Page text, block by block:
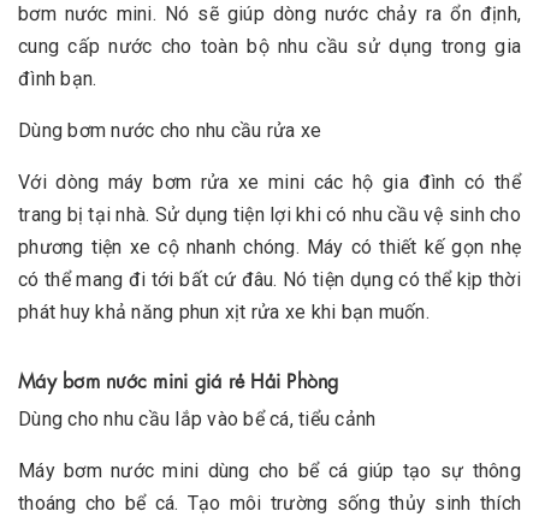
bơm nước mini. Nó sẽ giúp dòng nước chảy ra ổn định,
cung cấp nước cho toàn bộ nhu cầu sử dụng trong gia
đình bạn.
Dùng bơm nước cho nhu cầu rửa xe
Với dòng máy bơm rửa xe mini các hộ gia đình có thể
trang bị tại nhà. Sử dụng tiện lợi khi có nhu cầu vệ sinh cho
phương tiện xe cộ nhanh chóng. Máy có thiết kế gọn nhẹ
có thể mang đi tới bất cứ đâu. Nó tiện dụng có thể kịp thời
phát huy khả năng phun xịt rửa xe khi bạn muốn.
Máy bơm nước mini giá rẻ Hải Phòng
Dùng cho nhu cầu lắp vào bể cá, tiểu cảnh
Máy bơm nước mini dùng cho bể cá giúp tạo sự thông
thoáng cho bể cá. Tạo môi trường sống thủy sinh thích